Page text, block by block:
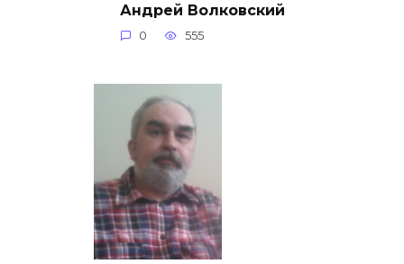
Андрей Волковский
0 555